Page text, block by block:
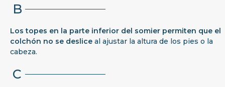
B
Los topes en la parte inferior del somier permiten que el
colchón no se deslice al ajustar la altura de los pies o la
cabeza.
C